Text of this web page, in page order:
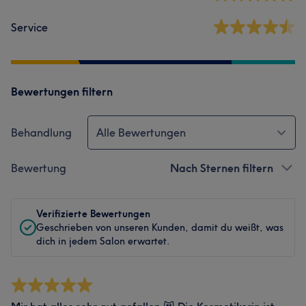
Service
Bewertungen filtern
Behandlung Alle Bewertungen
Bewertung Nach Sternen filtern
Verifizierte Bewertungen
Geschrieben von unseren Kunden, damit du weißt, was
dich in jedem Salon erwartet.